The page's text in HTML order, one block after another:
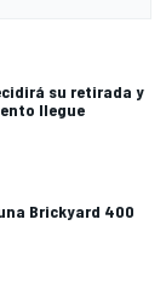
su retirada y
llegue
Brickyard 400